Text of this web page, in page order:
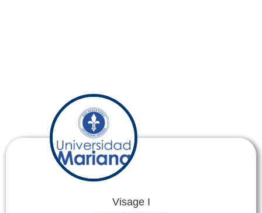
Visage I